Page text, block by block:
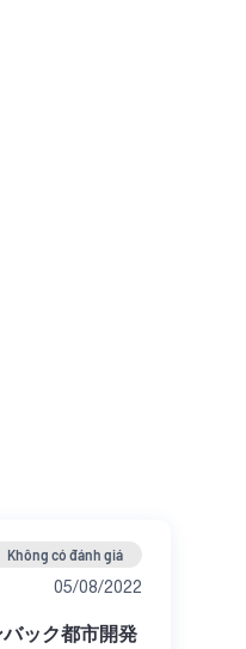
Không có đánh giá
05/08/2022
ック都市開発